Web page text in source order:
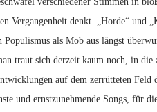
Vergangenheit denkt. „Horde“ und
als Mob aus längst
traut sich derzeit kaum noch, in die
auf dem zerrütteten
und ernstzunehmende Songs, für